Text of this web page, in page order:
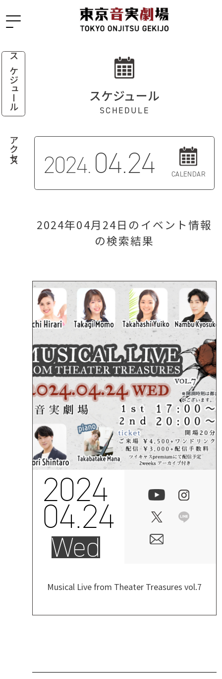
スケジュール
アクセス
スケジュール
SCHEDULE
2024.04.24 CALENDAR
2024年04月24日のイベント情報
の検索結果
2024
04.24
Wed
Musical Live from Theater Treasures vol.7